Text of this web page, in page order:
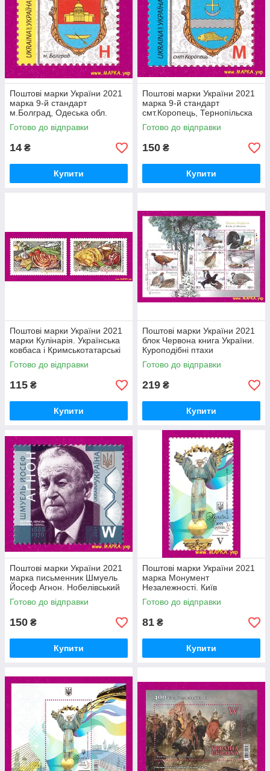
Поштові марки України 2021
марка 9-й стандарт
м.Болград, Одеська обл.
Номінал H
Готово до відправки
14 ₴
Купити
Поштові марки України 2021
марка 9-й стандарт
смт.Коропець, Тернопільска
обл. Номінал M
Готово до відправки
150 ₴
Купити
Поштові марки України 2021
марки Кулінарія. Українська
ковбаса і Кримськотатарські
чебуреки СЕРІЯ
Готово до відправки
115 ₴
Купити
Поштові марки України 2021
блок Червона книга України.
Куроподібні птахи
Готово до відправки
219 ₴
Купити
Поштові марки України 2021
марка письменник Шмуель
Йосеф Агнон. Нобелівський
лауреат
Готово до відправки
150 ₴
Купити
Поштові марки України 2021
марка Монумент
Незалежності. Київ
Готово до відправки
81 ₴
Купити